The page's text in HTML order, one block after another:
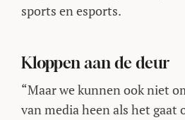
sports en esports.
Kloppen aan de deur
“Maar we kunnen ook niet
van media heen als het gaat